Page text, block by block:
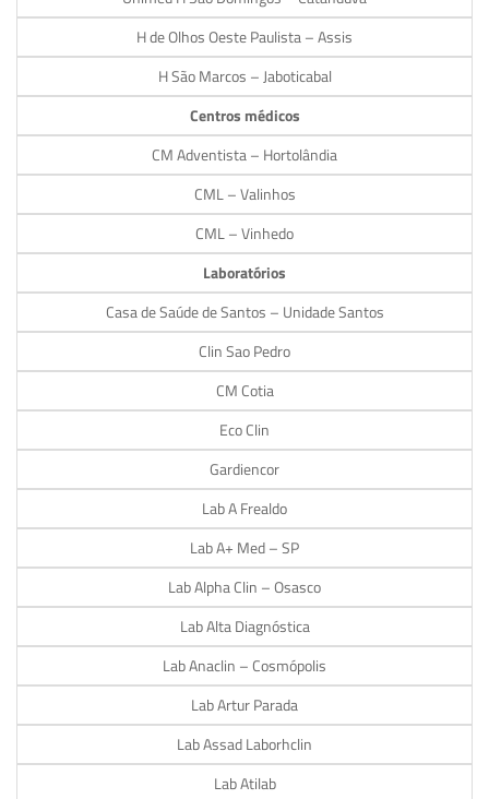
H de Olhos Oeste Paulista – Assis
H São Marcos – Jaboticabal
Centros médicos
CM Adventista – Hortolândia
CML – Valinhos
CML – Vinhedo
Laboratórios
Casa de Saúde de Santos – Unidade Santos
Clin Sao Pedro
CM Cotia
Eco Clin
Gardiencor
Lab A Frealdo
Lab A+ Med – SP
Lab Alpha Clin – Osasco
Lab Alta Diagnóstica
Lab Anaclin – Cosmópolis
Lab Artur Parada
Lab Assad Laborhclin
Lab Atilab